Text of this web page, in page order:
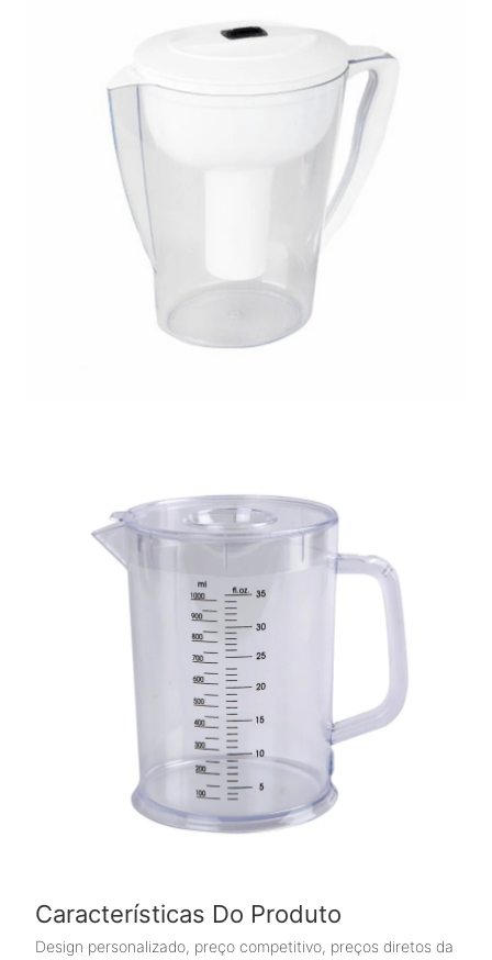
Características Do Produto
Design personalizado, preço competitivo, preços diretos da